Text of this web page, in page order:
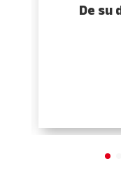
De su